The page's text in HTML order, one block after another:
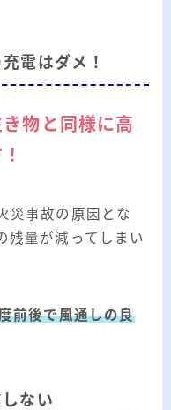
電はダメ！
物と同様に高
災事故の原因とな
残量が減ってしまい
前後で風通しの良
ない